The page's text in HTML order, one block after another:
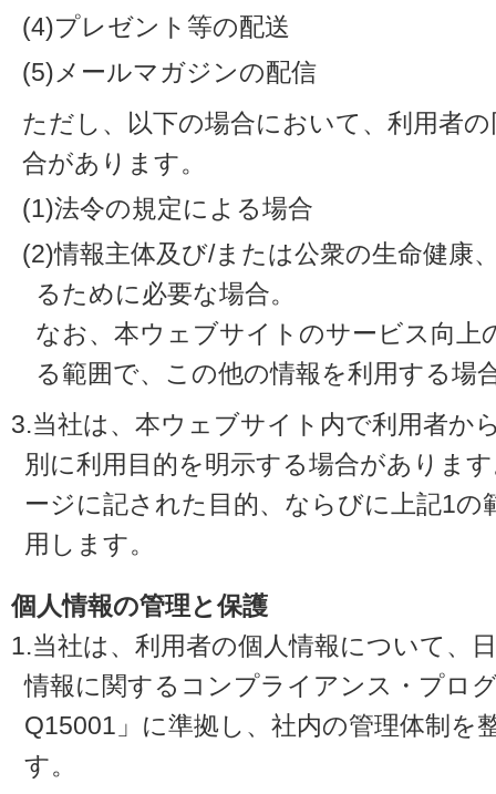
(4)プレゼント等の配送
(5)メールマガジンの配信
ただし、以下の場合において、利用者
合があります。
(1)法令の規定による場合
(2)情報主体及び/または公衆の生命健康
るために必要な場合。
なお、本ウェブサイトのサービス向上
る範囲で、この他の情報を利用する場
3.当社は、本ウェブサイト内で利用者か
別に利用目的を明示する場合がありま
ージに記された目的、ならびに上記1の
用します。
個人情報の管理と保護
1.当社は、利用者の個人情報について、
情報に関するコンプライアンス・プロ
Q15001」に準拠し、社内の管理体制を
す。